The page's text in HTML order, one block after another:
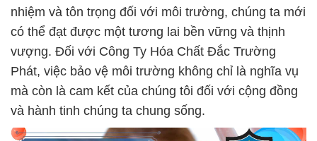
nhiệm và tôn trọng đối với môi trường, chúng ta mới
có thể đạt được một tương lai bền vững và thịnh
vượng. Đối với Công Ty Hóa Chất Đắc Trường
Phát, việc bảo vệ môi trường không chỉ là nghĩa vụ
mà còn là cam kết của chúng tôi đối với cộng đồng
và hành tinh chúng ta chung sống.